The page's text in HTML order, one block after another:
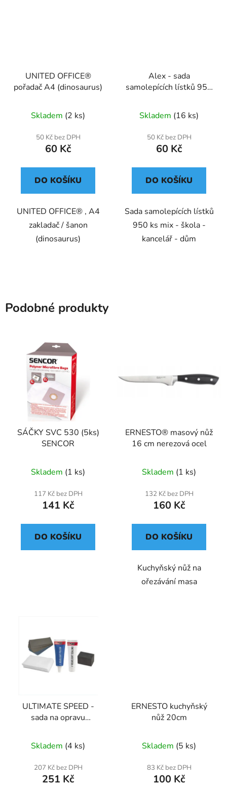
UNITED OFFICE®
pořadač A4 (dinosaurus)
Skladem (2 ks)
50 Kč bez DPH
60 Kč
DO KOŠÍKU
UNITED OFFICE® , A4
zakladač / šanon
(dinosaurus)
Alex - sada
samolepících lístků 950
Skladem (16 ks)
50 Kč bez DPH
60 Kč
DO KOŠÍKU
Sada samolepících lístků
950 ks mix - škola -
kancelář - dům
Podobné produkty
SÁČKY SVC 530 (5ks)
SENCOR
Skladem (1 ks)
117 Kč bez DPH
141 Kč
DO KOŠÍKU
ERNESTO® masový nůž
16 cm nerezová ocel
Skladem (1 ks)
132 Kč bez DPH
160 Kč
DO KOŠÍKU
Kuchyňský nůž na
ořezávání masa
ULTIMATE SPEED -
sada na opravu
Skladem (4 ks)
207 Kč bez DPH
251 Kč
ERNESTO kuchyňský
nůž 20cm
Skladem (5 ks)
83 Kč bez DPH
100 Kč